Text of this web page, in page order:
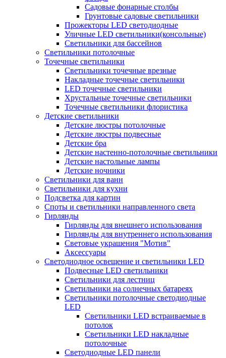
Садовые фонарные столбы
Грунтовые садовые светильники
Прожекторы LED светодиодные
Уличные LED светильники(консольные)
Светильники для бассейнов
Светильники потолочные
Точечные светильники
Светильники точечные врезные
Накладные точечные светильники
LED точечные светильники
Хрустальные точечные светильники
Точечные светильники флористика
Детские светильники
Детские люстры потолочные
Детские люстры подвесные
Детские бра
Детские настенно-потолочные светильники
Детские настольные лампы
Детские ночники
Светильники для ванн
Светильники для кухни
Подсветка для картин
Споты и светильники направленного света
Гирлянды
Гирлянды для внешнего использования
Гирлянды для внутреннего использования
Световые украшения "Мотив"
Аксессуары
Светодиодное освещение и светильники LED
Подвесные LED светильники
Светильники для лестниц
Светильники на солнечных батареях
Светильники потолочные светодиодные
LED
Cветильники LED встраиваемые в
потолок
Светильники LED накладные
потолочные
Светодиодные LED панели